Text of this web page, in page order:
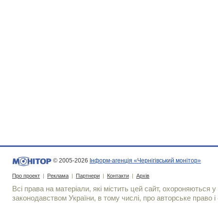
© 2005-2026 Інформ-агенція «Чернігівський монітор»
Про проект | Реклама | Партнери | Контакти | Архів
Всі права на матеріали, які містить цей сайт, охороняються у
законодавством України, в тому числі, про авторське право і